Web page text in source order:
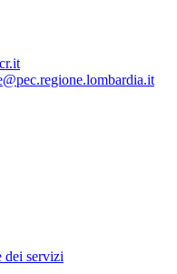
dei servizi